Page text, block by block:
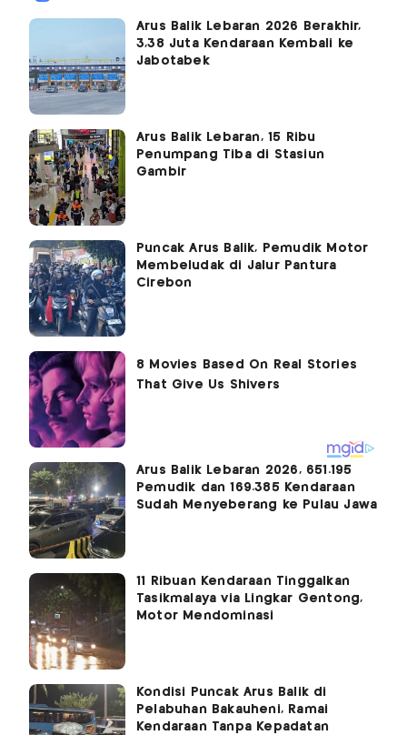
Arus Balik Lebaran 2026 Berakhir,
3,38 Juta Kendaraan Kembali ke
Jabotabek
Arus Balik Lebaran, 15 Ribu
Penumpang Tiba di Stasiun
Gambir
Puncak Arus Balik, Pemudik Motor
Membeludak di Jalur Pantura
Cirebon
Arus Balik Lebaran 2026, 651.195
Pemudik dan 169.385 Kendaraan
Sudah Menyeberang ke Pulau Jawa
11 Ribuan Kendaraan Tinggalkan
Tasikmalaya via Lingkar Gentong,
Motor Mendominasi
Kondisi Puncak Arus Balik di
Pelabuhan Bakauheni, Ramai
Kendaraan Tanpa Kepadatan